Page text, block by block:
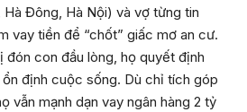
Hà Đông, Hà Nội) và vợ từng tin
vay tiền để “chốt” giấc mơ an cư.
đón con đầu lòng, họ quyết định
định cuộc sống. Dù chỉ tích góp
vẫn mạnh dạn vay ngân hàng 2 tỷ